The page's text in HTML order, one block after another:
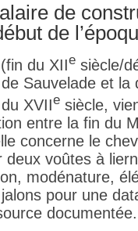
de
de
du XIIe siècle/
Sauvelade et la
XVIIe siècle,
entre la fin du
concerne le
deux voûtes à
modénature,
pour une
documentée.